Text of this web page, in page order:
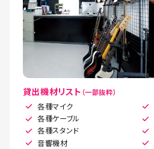
貸出機材リスト（一部抜粋）
各種マイク
各種ケーブル
各種スタンド
音響機材